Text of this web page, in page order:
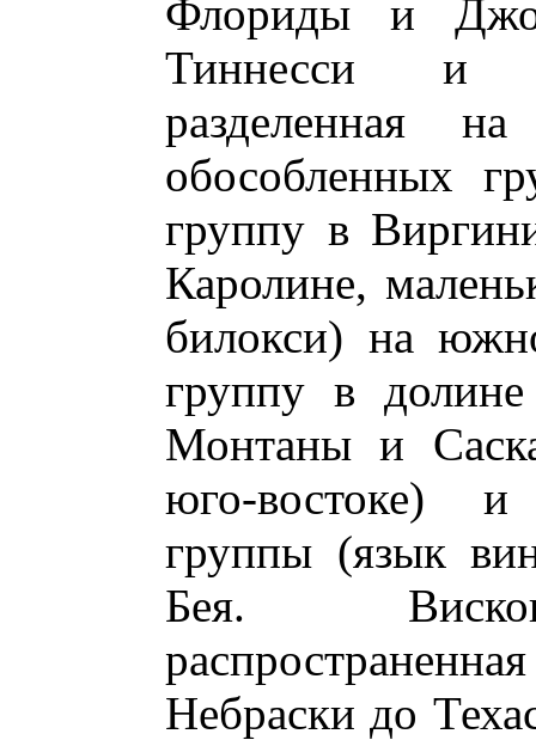
Флориды и
Тиннесси и
разделенная
обособленных
группу в
Каролине,
билокси) на
группу в
Монтаны и
юго-востоке) и
группы (язык
Бея.
Небраски до